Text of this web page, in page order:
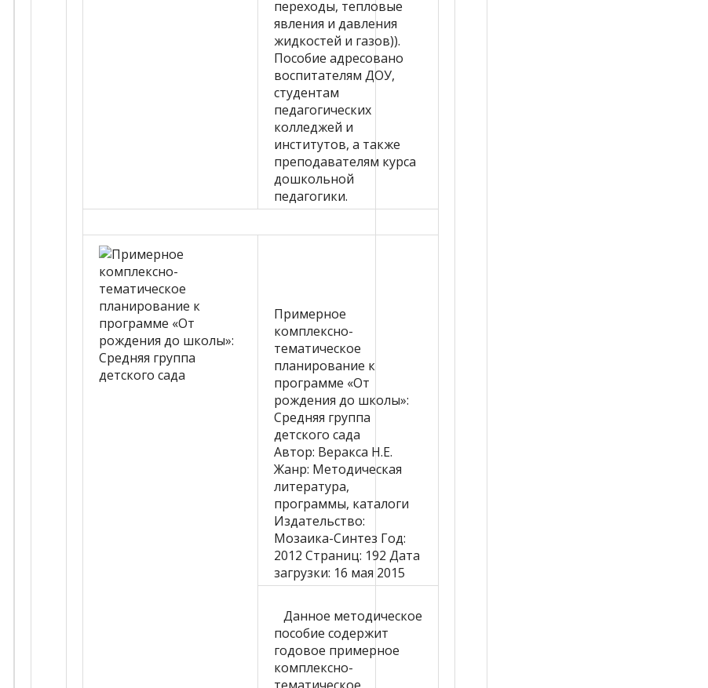
переходы, тепловые
явления и давления
жидкостей и газов)).
Пособие адресовано
воспитателям ДОУ,
студентам
педагогических
колледжей и
институтов, а также
преподавателям курса
дошкольной
педагогики.
Примерное
комплексно-
тематическое
планирование к
программе «От
рождения до школы»:
Средняя группа
детского сада
Автор: Веракса Н.Е.
Жанр: Методическая
литература,
программы, каталоги
Издательство:
Мозаика-Синтез Год:
2012 Страниц: 192 Дата
загрузки: 16 мая 2015
Данное методическое
пособие содержит
годовое примерное
комплексно-